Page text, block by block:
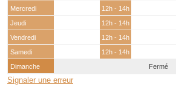
Mercredi
12h - 14h
Jeudi
12h - 14h
Vendredi
12h - 14h
Samedi
12h - 14h
Dimanche
Fermé
Signaler une erreur